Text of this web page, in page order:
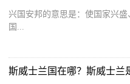
兴国安邦的意思是：使国家兴
国...